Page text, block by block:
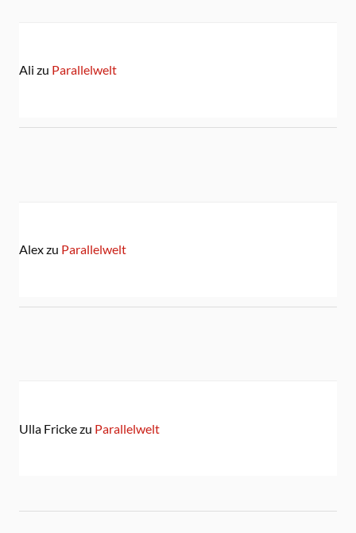
Ali zu Parallelwelt
Alexzu Parallelwelt
Ulla Frickezu Parallelwelt